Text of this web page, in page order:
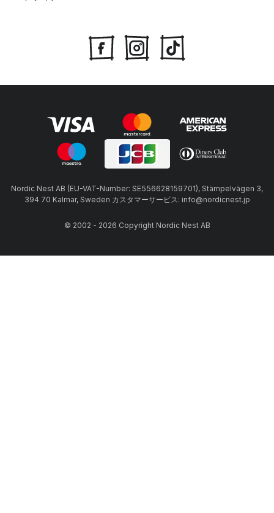
Nordic Nest AB (EU-VAT-Number: SE556628159701), Stämpelvägen 3,
394 70 Kalmar, Sweden カスタマーサービス: info@nordicnest.jp
© 2002 - 2026 Copyright Nordic Nest AB